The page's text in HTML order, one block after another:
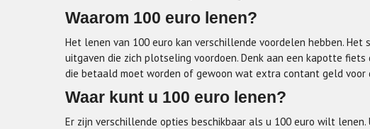
Waarom 100 euro lenen?
Het lenen van 100 euro kan verschillende voordelen hebben.
uitgaven die zich plotseling voordoen. Denk aan een kapotte
die betaald moet worden of gewoon wat extra contant geld voor
Waar kunt u 100 euro lenen?
Er zijn verschillende opties beschikbaar als u 100 euro wilt